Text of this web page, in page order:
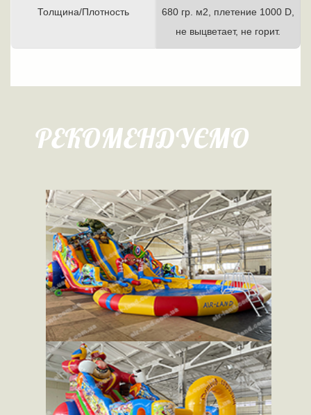
Толщина/Плотность
680 гр. м2, плетение 1000 D,
не выцветает, не горит.
РЕКОМЕНДУЄМО